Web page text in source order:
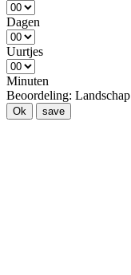
Dagen
Uurtjes
Minuten
Beoordeling: Landschap
Ok save